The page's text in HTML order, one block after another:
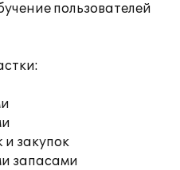
пользователей
закупок
запасами